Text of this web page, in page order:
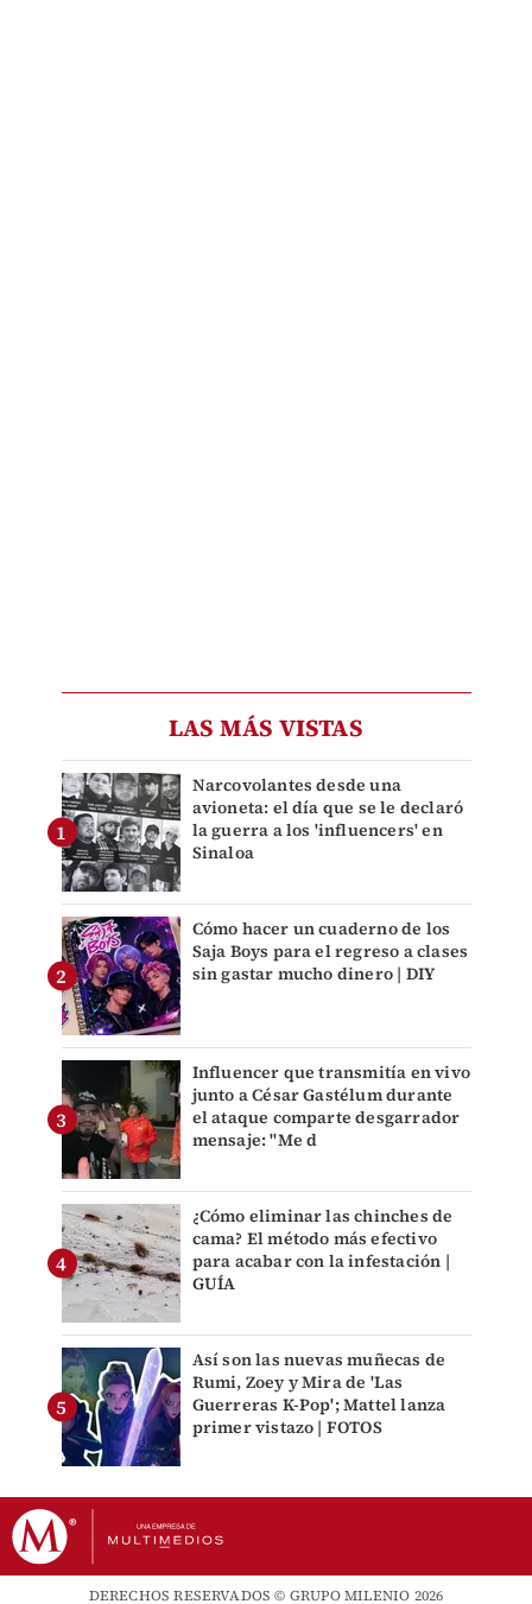
LAS MÁS VISTAS
Narcovolantes desde una
avioneta: el día que se le declaró
la guerra a los 'influencers' en
Sinaloa
Cómo hacer un cuaderno de los
Saja Boys para el regreso a clases
sin gastar mucho dinero | DIY
Influencer que transmitía en vivo
junto a César Gastélum durante
el ataque comparte desgarrador
mensaje: "Me d
¿Cómo eliminar las chinches de
cama? El método más efectivo
para acabar con la infestación |
GUÍA
Así son las nuevas muñecas de
Rumi, Zoey y Mira de 'Las
Guerreras K-Pop'; Mattel lanza
primer vistazo | FOTOS
DERECHOS RESERVADOS © GRUPO MILENIO 2026